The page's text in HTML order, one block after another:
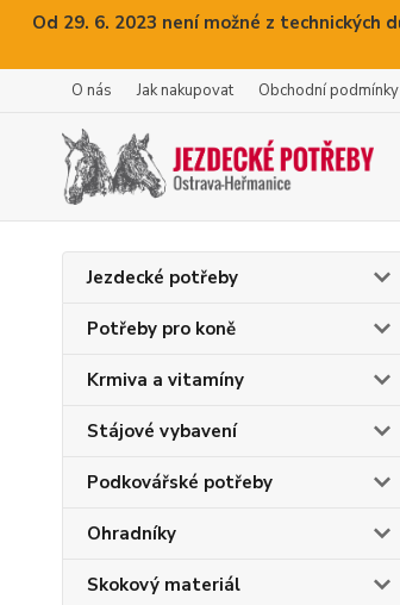
Od 29. 6. 2023 není možné z
O nás Jak nakupovat Obchodní podmínky
Jezdecké potřeby
Potřeby pro koně
Krmiva a vitamíny
Stájové vybavení
Podkovářské potřeby
Ohradníky
Skokový materiál